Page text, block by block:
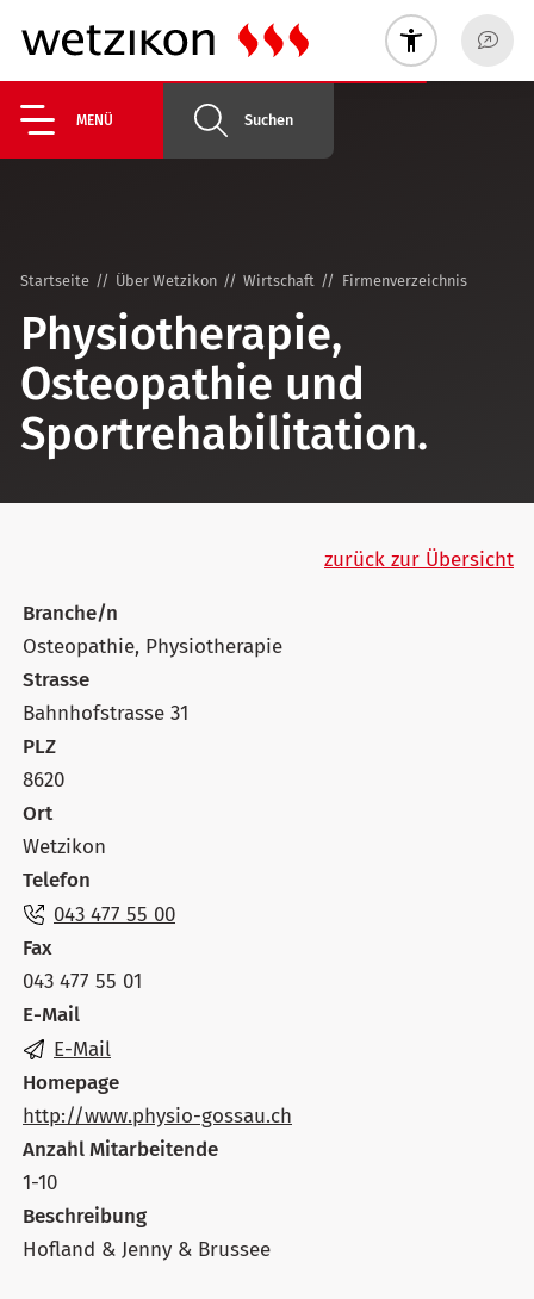
MENÜ Suchen
Startseite Über Wetzikon Wirtschaft Firmenverzeichnis
Physiotherapie,
Osteopathie und
Sportrehabilitation.
zurück zur Übersicht
Branche/n
Osteopathie, Physiotherapie
Strasse
Bahnhofstrasse 31
PLZ
8620
Ort
Wetzikon
Telefon
043 477 55 00
Fax
043 477 55 01
E-Mail
E-Mail
Homepage
http://www.physio-gossau.ch
Anzahl Mitarbeitende
1-10
Beschreibung
Hofland & Jenny & Brussee